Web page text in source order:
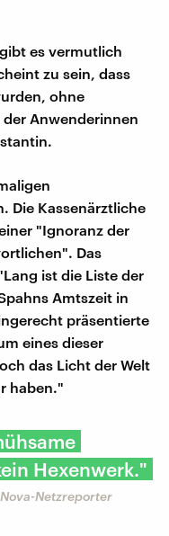
es vermutlich
zu sein, dass
ohne
Anwenderinnen
Die Kassenärztliche
"Ignoranz der
Das
ist die Liste der
Amtszeit in
präsentierte
eines dieser
das Licht der Welt
haben."
Hexenwerk."
Netzreporter